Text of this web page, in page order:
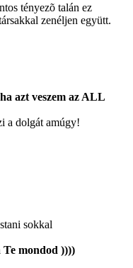
tényezõ talán ez
zenéljen együtt.
azt veszem az ALL
a dolgát amúgy!
sokkal
Te mondod ))))